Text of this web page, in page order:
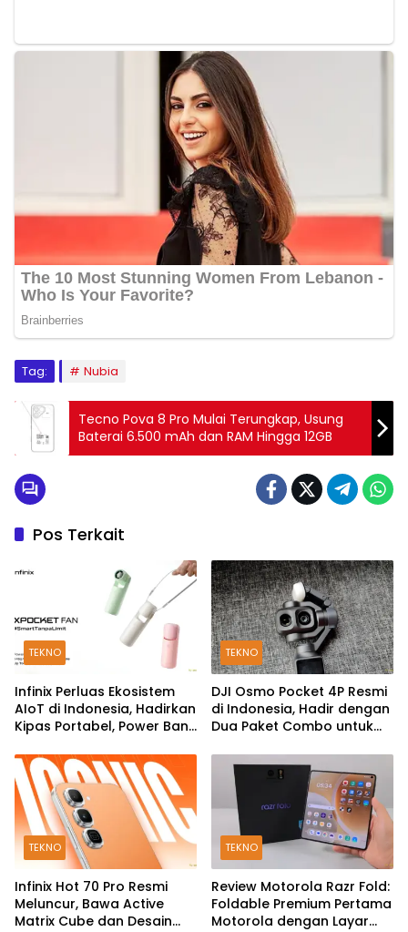
Tag: Nubia
Tecno Pova 8 Pro Mulai Terungkap, Usung
Baterai 6.500 mAh dan RAM Hingga 12GB
Pos Terkait
TEKNO
Infinix Perluas Ekosistem
AIoT di Indonesia, Hadirkan
Kipas Portabel, Power Bank
TEKNO
DJI Osmo Pocket 4P Resmi
di Indonesia, Hadir dengan
Dua Paket Combo untuk
TEKNO
Infinix Hot 70 Pro Resmi
Meluncur, Bawa Active
Matrix Cube dan Desain
TEKNO
Review Motorola Razr Fold:
Foldable Premium Pertama
Motorola dengan Layar